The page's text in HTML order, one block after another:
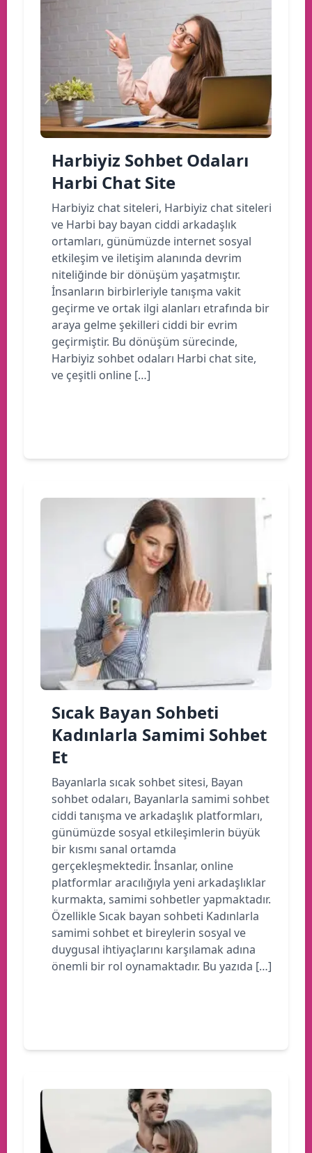
Harbiyiz Sohbet Odaları
Harbi Chat Site
Harbiyiz chat siteleri, Harbiyiz chat siteleri
ve Harbi bay bayan ciddi arkadaşlık
ortamları, günümüzde internet sosyal
etkileşim ve iletişim alanında devrim
niteliğinde bir dönüşüm yaşatmıştır.
İnsanların birbirleriyle tanışma vakit
geçirme ve ortak ilgi alanları etrafında bir
araya gelme şekilleri ciddi bir evrim
geçirmiştir. Bu dönüşüm sürecinde,
Harbiyiz sohbet odaları Harbi chat site,
ve çeşitli online […]
Sıcak Bayan Sohbeti
Kadınlarla Samimi Sohbet
Et
Bayanlarla sıcak sohbet sitesi, Bayan
sohbet odaları, Bayanlarla samimi sohbet
ciddi tanışma ve arkadaşlık platformları,
günümüzde sosyal etkileşimlerin büyük
bir kısmı sanal ortamda
gerçekleşmektedir. İnsanlar, online
platformlar aracılığıyla yeni arkadaşlıklar
kurmakta, samimi sohbetler yapmaktadır.
Özellikle Sıcak bayan sohbeti Kadınlarla
samimi sohbet et bireylerin sosyal ve
duygusal ihtiyaçlarını karşılamak adına
önemli bir rol oynamaktadır. Bu yazıda […]